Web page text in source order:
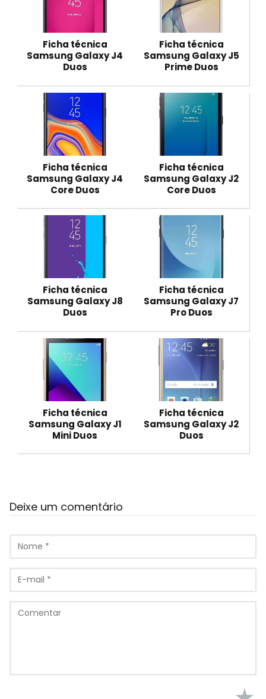
Ficha técnica
Samsung Galaxy J4
Duos
Ficha técnica
Samsung Galaxy J5
Prime Duos
Ficha técnica
Samsung Galaxy J4
Core Duos
Ficha técnica
Samsung Galaxy J2
Core Duos
Ficha técnica
Samsung Galaxy J8
Duos
Ficha técnica
Samsung Galaxy J7
Pro Duos
Ficha técnica
Samsung Galaxy J1
Mini Duos
Ficha técnica
Samsung Galaxy J2
Duos
Deixe um comentário